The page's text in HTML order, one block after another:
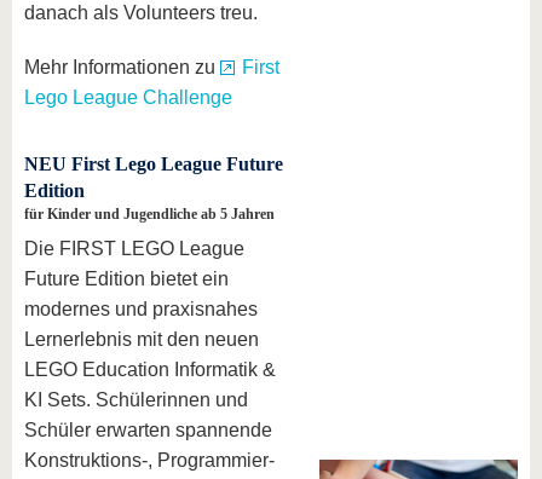
danach als Volunteers treu.
Mehr Informationen zu
First
Lego League Challenge
NEU First Lego League Future
Edition
für Kinder und Jugendliche ab 5 Jahren
Die FIRST LEGO League
Future Edition bietet ein
modernes und praxisnahes
Lernerlebnis mit den neuen
LEGO Education Informatik &
KI Sets. Schülerinnen und
Schüler erwarten spannende
Konstruktions-, Programmier-